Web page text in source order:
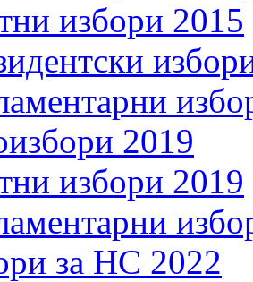
избори 2015
2019
избори 2019
за НС 2022